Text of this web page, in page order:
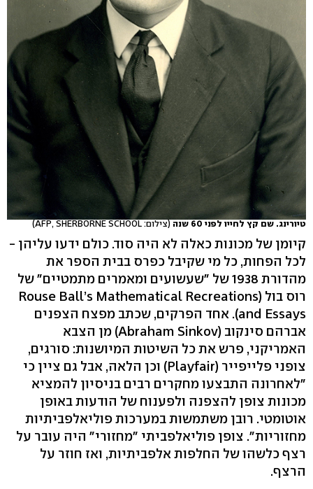
טיורינג. שם קץ לחייו לפני 60 שנה (צילום: AFP, SHERBORNE SCHOOL)
קיומן של מכונות כאלה לא היה סוד. כולם ידעו עליהן -
לכל הפחות, כל מי שקיבל כפרס בבית הספר את
מהדורת 1938 של "שעשועים ומאמרים מתמטיים" של
רוס בול (Rouse Ball’s Mathematical Recreations
and Essays). אחד הפרקים, שכתב מפצח הצפנים
אברהם סינקוב (Abraham Sinkov) מן הצבא
האמריקני, פרש את כל השיטות המיושנות: סורגים,
צופני פלייפייר (Playfair) וכן הלאה, אבל גם ציין כי
"לאחרונה התבצעו מחקרים רבים בניסיון להמציא
מכונות צופן להצפנה ולפענוח של הודעות באופן
אוטומטי. רובן משתמשות במערכות פוליאלפביתיות
מחזוריות". צופן פוליאלפביתי "מחזורי" היה עובר על
רצף כלשהו של החלפות אלפביתיות, ואז חוזר על
הרצף.